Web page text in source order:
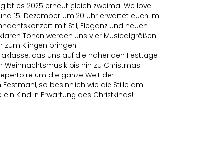
es 2025 erneut gleich zweimal We love
15. Dezember um 20 Uhr erwartet euch im
mit Stil, Eleganz und neuen
Tönen werden uns vier Musicalgrößen
zum Klingen bringen.
das uns auf die nahenden Festtage
Weihnachtsmusik bis hin zu Christmas-
um die ganze Welt der
so besinnlich wie die Stille am
Kind in Erwartung des Christkinds!